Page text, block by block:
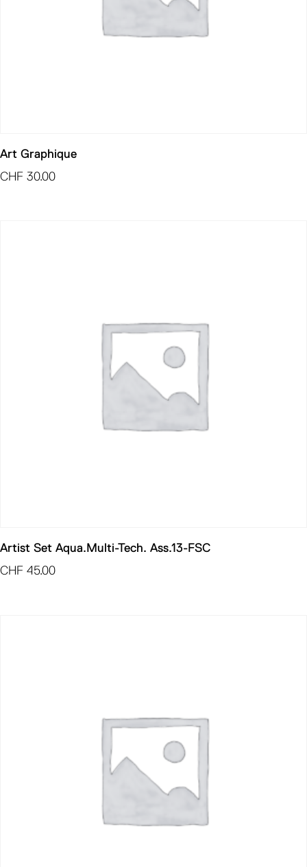
Art Graphique
CHF 30.00
Artist Set Aqua.Multi-Tech. Ass.13-FSC
CHF 45.00